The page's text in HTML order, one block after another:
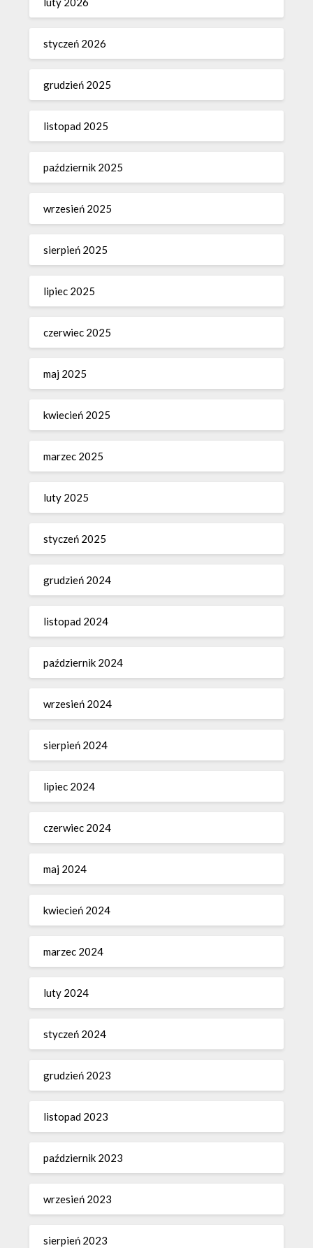
styczeń 2026
grudzień 2025
listopad 2025
październik 2025
wrzesień 2025
sierpień 2025
lipiec 2025
czerwiec 2025
maj 2025
kwiecień 2025
marzec 2025
luty 2025
styczeń 2025
grudzień 2024
listopad 2024
październik 2024
wrzesień 2024
sierpień 2024
lipiec 2024
czerwiec 2024
maj 2024
kwiecień 2024
marzec 2024
luty 2024
styczeń 2024
grudzień 2023
listopad 2023
październik 2023
wrzesień 2023
sierpień 2023